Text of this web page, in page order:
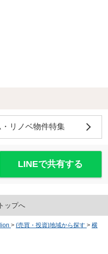
リノベ物件特集
LINEで共有する
ップへ
> (売買・投資)地域から探す > 横